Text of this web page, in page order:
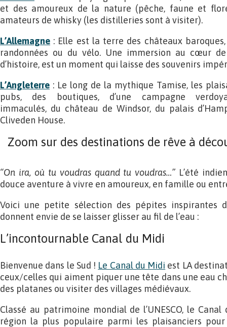
et des amoureux de la nature (pêche, faune et
amateurs de whisky (les distilleries sont à visiter).
L’Allemagne : Elle est la terre des châteaux
randonnées ou du vélo. Une immersion au cœur
d’histoire, est un moment qui laisse des souvenirs
L’Angleterre : Le long de la mythique Tamise, les
pubs, des boutiques, d’une campagne
immaculés, du château de Windsor, du palais
Cliveden House.
Zoom sur des destinations de rêve à
“On ira, où tu voudras quand tu voudras…” L’été
douce aventure à vivre en amoureux, en famille ou
Voici une petite sélection des pépites inspirantes
donnent envie de se laisser glisser au fil de l’eau :
L’incontournable Canal du Midi
Bienvenue dans le Sud ! Le Canal du Midi est LA
ceux/celles qui aiment piquer une tête dans une eau
des platanes ou visiter des villages médiévaux.
Classé au patrimoine mondial de l’UNESCO, le
région la plus populaire parmi les plaisanciers pour